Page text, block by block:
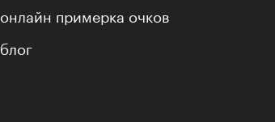
онлайн примерка очков
блог